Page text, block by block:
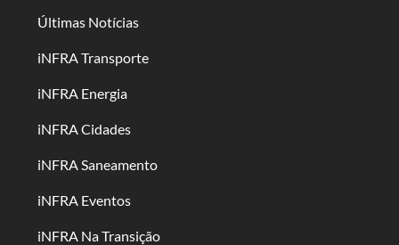
Últimas Notícias
iNFRA Transporte
iNFRA Energia
iNFRA Cidades
iNFRA Saneamento
iNFRA Eventos
iNFRA Na Transição